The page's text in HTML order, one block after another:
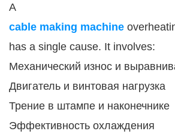
А
cable making machine
has a single cause. It involves:
Механический износ и
Двигатель и винтовая нагрузка
Трение в штампе и наконечнике
Эффективность охлаждения